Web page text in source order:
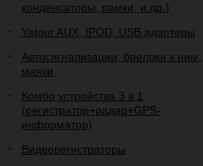
конденсаторы, рамки, и др.)
Yatour AUX, IPOD, USB адаптеры
Автосигнализации, брелоки к ним,
маяки
Комбо устройства 3 в 1
(регистратор+радар+GPS-
информатор)
Видеорегистраторы